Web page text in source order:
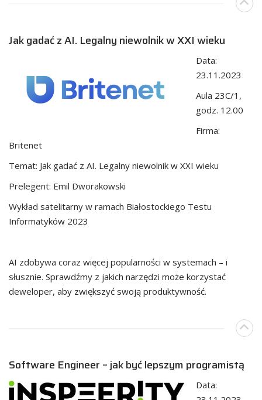
Jak gadać z AI. Legalny niewolnik w XXI wieku
Data:
23.11.2023
Aula 23C/1,
godz. 12.00
Firma:
Britenet
Temat: Jak gadać z AI. Legalny niewolnik w XXI wieku
Prelegent: Emil Dworakowski
Wykład satelitarny w ramach Białostockiego Testu
Informatyków 2023
AI zdobywa coraz więcej popularności w systemach – i
słusznie. Sprawdźmy z jakich narzędzi może korzystać
deweloper, aby zwiększyć swoją produktywność.
Software Engineer – jak być lepszym programistą
Data: